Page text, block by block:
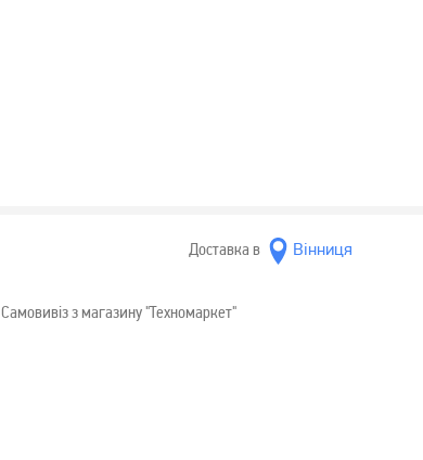
Доставка в
Самовивіз з магазину "Техномаркет"